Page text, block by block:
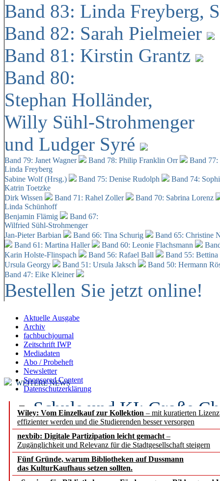
Band 83: Linda Freyberg,
Band 82: Sarah Pielmeier
Band 81: Kirstin Grantz
Band 80:
Stephan Holländer,
Willy Sühl-Strohmenger
und Ludger Syré
Band 79: Janet Wagner Band 78: Philip Franklin Orr
Band
Linda Freyberg
Sabine Wolf (Hrsg.)
Band 75: Denise Rudolph
Band 74:
Katrin Toetzke
Dirk Wissen
Band 71: Rahel Zoller
Band 70: Sabrina Lorenz
Linda Schünhoff
Benjamin Flämig
Band 67:
Wilfried Sühl-Strohmenger
Jan-Pieter Barbian
Band 66: Tina Schurig
Band 65: Christine
Band 61: Martina Haller
Band 60: Leonie Flachsmann
Karin Holste-Flinspach
Band 56: Rafael Ball
Band 55:
Ursula Georgy
Band 51: Ursula Jaksch Band 50: Hermann
Band 47: Eike Kleiner
Bestellen Sie jetzt online!
Aktuelle Ausgabe
Archiv
fachbuchjournal
Zeitschrift IWP
Mediadaten
Abo / Probeheft
Newsletter
Sponsored Content
Datenschutzerklärung
Wiley: Vom Einzelkauf zur Kollektion – mit kuratierten
effizienter werden und die Studierenden besser versorgen
nexbib: Digitale Partizipation leicht gemacht –
Zugänglichkeit und Relevanz für die Stadtgesellschaft steigern
Fünf Gründe, warum Bibliotheken auf Dussmann
das KulturKaufhaus setzen sollten.
WEITERE NEWS
Schule und KI: Große
Voraussetzungen
Erfolgreiches erstes
Segment Research –